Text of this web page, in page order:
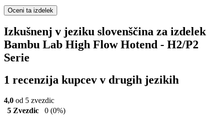
Oceni ta izdelek
Izkušnenj v jeziku slovenščina za izdelek
Bambu Lab High Flow Hotend - H2/P2
Serie
1 recenzija kupcev v drugih jezikih
4,0 od 5 zvezdic
5 Zvezdic
0 (0%)